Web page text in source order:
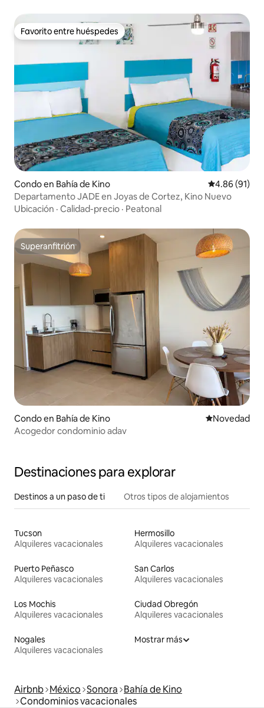
Favorito entre huéspedes
Favorito entre huéspedes
Condo en Bahía de Kino Calificación
4.86 (91)
Departamento JADE en Joyas de Cortez, Kino Nuevo
Ubicación · Calidad-precio · Peatonal
Superanfitrión
Superanfitrión
Condo en Bahía de Kino Lugar para
Novedad
Acogedor condominio adav
Destinaciones para explorar
Destinos a un paso de ti Otros tipos de alojamientos
Tucson
Alquileres vacacionales
Hermosillo
Alquileres vacacionales
Puerto Peñasco
Alquileres vacacionales
San Carlos
Alquileres vacacionales
Los Mochis
Alquileres vacacionales
Ciudad Obregón
Alquileres vacacionales
Nogales
Alquileres vacacionales
Mostrar más
Airbnb México Sonora Bahía de Kino
Condominios vacacionales